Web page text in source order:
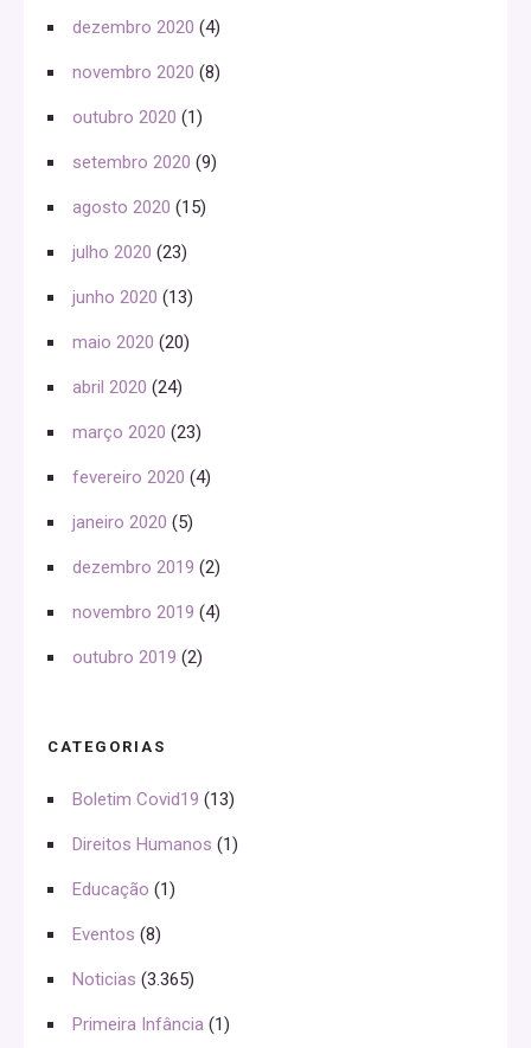
dezembro 2020 (4)
novembro 2020 (8)
outubro 2020 (1)
setembro 2020 (9)
agosto 2020 (15)
julho 2020 (23)
junho 2020 (13)
maio 2020 (20)
abril 2020 (24)
março 2020 (23)
fevereiro 2020 (4)
janeiro 2020 (5)
dezembro 2019 (2)
novembro 2019 (4)
outubro 2019 (2)
CATEGORIAS
Boletim Covid19 (13)
Direitos Humanos (1)
Educação (1)
Eventos (8)
Noticias (3.365)
Primeira Infância (1)